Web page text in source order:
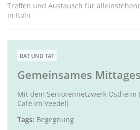
Treffen und Austausch für
in Köln
RAT UND TAT
Gemeinsames
Mit dem Seniorennetzwerk Ostheim
Café im Veedel)
Tags: Begegnung